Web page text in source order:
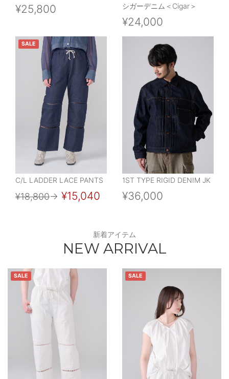
¥25,800
シガーデニム＜Cigar＞
¥24,000
SALE
C/L LADDER LACE PANTS
¥18,800→ ¥15,040
1ST TYPE RIGID DENIM JK
¥36,000
新着アイテム
NEW ARRIVAL
SALE SALE